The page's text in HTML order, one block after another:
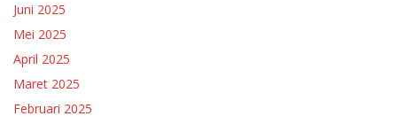
Juni 2025
Mei 2025
April 2025
Maret 2025
Februari 2025